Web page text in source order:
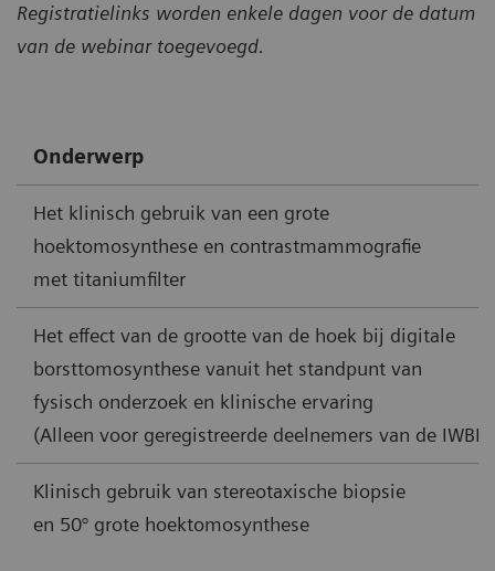
Registratielinks worden enkele dagen voor de datum
van de webinar toegevoegd.
Onderwerp
Het klinisch gebruik van een grote
hoektomosynthese en contrastmammografie
met titaniumfilter
Het effect van de grootte van de hoek bij digitale
borsttomosynthese vanuit het standpunt van
fysisch onderzoek en klinische ervaring
(Alleen voor geregistreerde deelnemers van de IWBI)
Klinisch gebruik van stereotaxische biopsie
en 50° grote hoektomosynthese